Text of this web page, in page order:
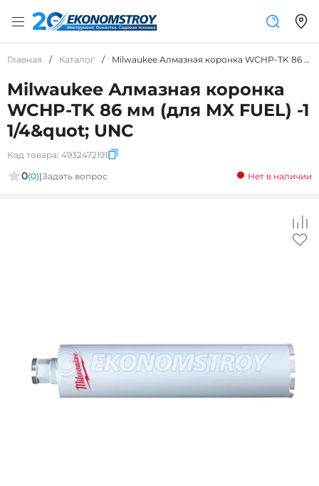
Главная / Каталог / Milwaukee Алмазная коронка WCHP-TK 86 мм (для MX FUEL) -1 1/4&amp;quot; UNC
Milwaukee Алмазная коронка
WCHP-TK 86 мм (для MX FUEL) -1
1/4&quot; UNC
Код товара: 4932472191
0(0)|Задать вопрос Нет в наличии